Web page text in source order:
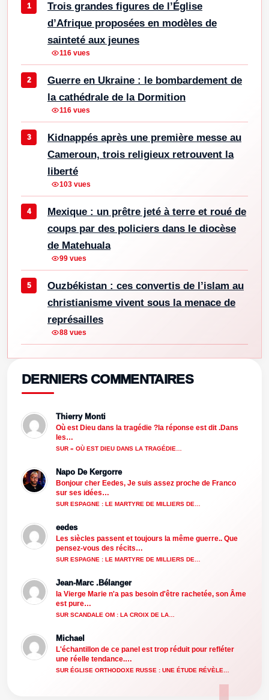
Trois grandes figures de l’Église
d’Afrique proposées en modèles de
sainteté aux jeunes
116 vues
Guerre en Ukraine : le bombardement de
la cathédrale de la Dormition
116 vues
Kidnappés après une première messe au
Cameroun, trois religieux retrouvent la
liberté
103 vues
Mexique : un prêtre jeté à terre et roué de
coups par des policiers dans le diocèse
de Matehuala
99 vues
Ouzbékistan : ces convertis de l’islam au
christianisme vivent sous la menace de
représailles
88 vues
DERNIERS COMMENTAIRES
Thierry Monti
Où est Dieu dans la tragédie ?la réponse est dit .Dans
les…
SUR « OÙ EST DIEU DANS LA TRAGÉDIE…
Napo De Kergorre
Bonjour cher Eedes, Je suis assez proche de Franco
sur ses idées…
SUR ESPAGNE : LE MARTYRE DE MILLIERS DE…
eedes
Les siècles passent et toujours la même guerre.. Que
pensez-vous des récits…
SUR ESPAGNE : LE MARTYRE DE MILLIERS DE…
Jean-Marc .Bélanger
la Vierge Marie n'a pas besoin d'être rachetée, son Âme
est pure…
SUR SCANDALE OM : LA CROIX DE LA…
Michael
L'échantillon de ce panel est trop réduit pour refléter
une réelle tendance.…
SUR ÉGLISE ORTHODOXE RUSSE : UNE ÉTUDE RÉVÈLE…